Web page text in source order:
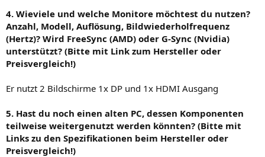
4. Wieviele und welche Monitore möchtest du nutzen?
Anzahl, Modell, Auflösung, Bildwiederholfrequenz
(Hertz)? Wird FreeSync (AMD) oder G-Sync (Nvidia)
unterstützt? (Bitte mit Link zum Hersteller oder
Preisvergleich!)
Er nutzt 2 Bildschirme 1x DP und 1x HDMI Ausgang
5. Hast du noch einen alten PC, dessen Komponenten
teilweise weitergenutzt werden könnten? (Bitte mit
Links zu den Spezifikationen beim Hersteller oder
Preisvergleich!)